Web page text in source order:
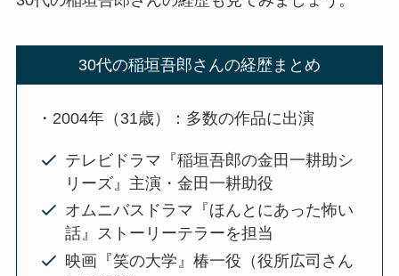
30代の稲垣吾郎さんの経歴まとめ
・2004年（31歳）：多数の作品に出演
テレビドラマ『稲垣吾郎の金田一耕助シ
リーズ』主演・金田一耕助役
オムニバスドラマ『ほんとにあった怖い
話』ストーリーテラーを担当
映画『笑の大学』椿一役（役所広司さん